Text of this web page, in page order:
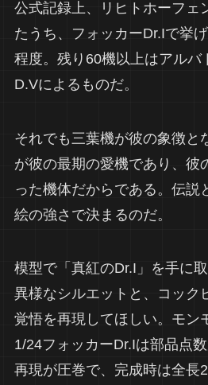
公式記録上、リヒトホーフェ
たうち、フォッカーDr.Iで挙
程度。残り60機以上はアルバ
D.Vによるものだ。
それでも三葉機が彼の象徴と
が彼の最期の愛機であり、彼
った機体だからである。伝説
絵の強さで決まるのだ。
模型で「真紅のDr.I」を手に
異様なシルエットと、コック
覚悟を再現してほしい。モン
1/24フォッカーDr.Iは部品点
再現が圧巻で、完成時は全長